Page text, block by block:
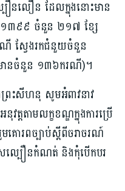
ឿនលឿន ដែលក្នុងនោះមាន
ះ១៣៩៩ ចំនួន ២១៧ ខ្សែ
ណី ស្វែងរកជំនួយចំនួន
នចំនួន ១៣៦ករណី)។
រះសីហនុ សូមអំពាវនាវ
វត្តតាមលក្ខខណ្ឌក្នុងការប្រើ
ោរពច្បាប់ស្តីពីចរាចរណ៍
ើសល្បឿនកំណត់ និងកុំបើកបរ